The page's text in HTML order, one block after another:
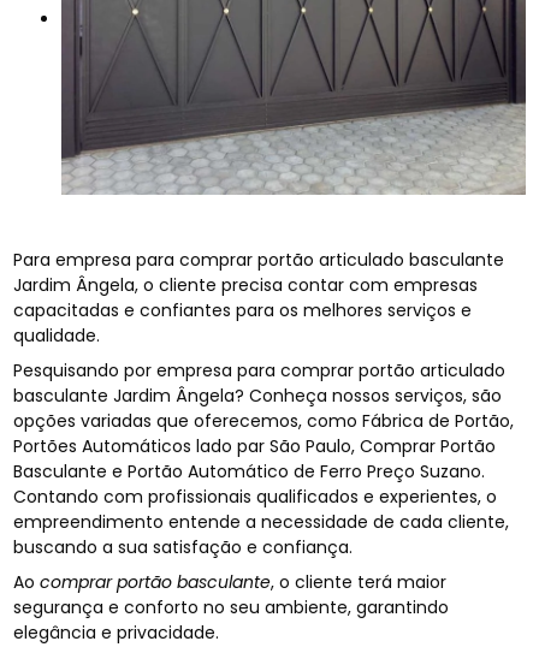
Para empresa para comprar portão articulado basculante
Jardim Ângela, o cliente precisa contar com empresas
capacitadas e confiantes para os melhores serviços e
qualidade.
Pesquisando por empresa para comprar portão articulado
basculante Jardim Ângela? Conheça nossos serviços, são
opções variadas que oferecemos, como Fábrica de Portão,
Portões Automáticos lado par São Paulo, Comprar Portão
Basculante e Portão Automático de Ferro Preço Suzano.
Contando com profissionais qualificados e experientes, o
empreendimento entende a necessidade de cada cliente,
buscando a sua satisfação e confiança.
Aocomprar portão basculante, o cliente terá maior
segurança e conforto no seu ambiente, garantindo
elegância e privacidade.